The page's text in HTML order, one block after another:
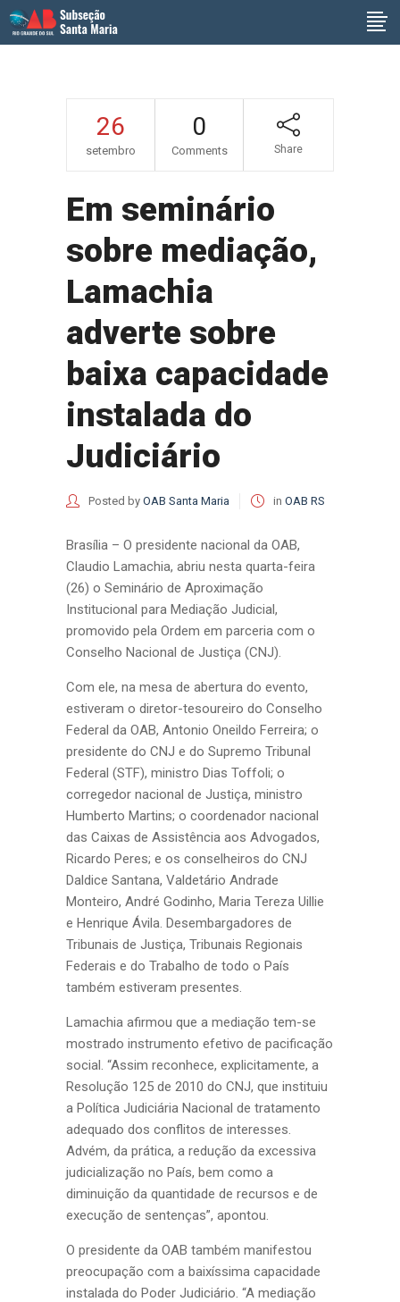
26
setembro
0
Comments Share
Em seminário
sobre mediação,
Lamachia
adverte sobre
baixa capacidade
instalada do
Judiciário
Posted by OAB Santa Maria in OAB RS
Brasília – O presidente nacional da OAB,
Claudio Lamachia, abriu nesta quarta-feira
(26) o Seminário de Aproximação
Institucional para Mediação Judicial,
promovido pela Ordem em parceria com o
Conselho Nacional de Justiça (CNJ).
Com ele, na mesa de abertura do evento,
estiveram o diretor-tesoureiro do Conselho
Federal da OAB, Antonio Oneildo Ferreira; o
presidente do CNJ e do Supremo Tribunal
Federal (STF), ministro Dias Toffoli; o
corregedor nacional de Justiça, ministro
Humberto Martins; o coordenador nacional
das Caixas de Assistência aos Advogados,
Ricardo Peres; e os conselheiros do CNJ
Daldice Santana, Valdetário Andrade
Monteiro, André Godinho, Maria Tereza Uillie
e Henrique Ávila. Desembargadores de
Tribunais de Justiça, Tribunais Regionais
Federais e do Trabalho de todo o País
também estiveram presentes.
Lamachia afirmou que a mediação tem-se
mostrado instrumento efetivo de pacificação
social. “Assim reconhece, explicitamente, a
Resolução 125 de 2010 do CNJ, que instituiu
a Política Judiciária Nacional de tratamento
adequado dos conflitos de interesses.
Advém, da prática, a redução da excessiva
judicialização no País, bem como a
diminuição da quantidade de recursos e de
execução de sentenças”, apontou.
O presidente da OAB também manifestou
preocupação com a baixíssima capacidade
instalada do Poder Judiciário. “A mediação